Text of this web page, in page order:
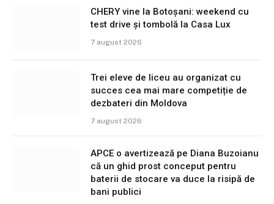
CHERY vine la Botoșani: weekend cu
test drive și tombolă la Casa Lux
7 august 2026
Trei eleve de liceu au organizat cu
succes cea mai mare competiție de
dezbateri din Moldova
7 august 2026
APCE o avertizează pe Diana Buzoianu
că un ghid prost conceput pentru
baterii de stocare va duce la risipă de
bani publici